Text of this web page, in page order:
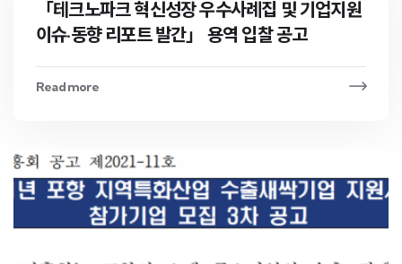
「테크노파크 혁신성장 우수사례집 및 기업지원
이슈·동향 리포트 발간」 용역 입찰 공고
Read more